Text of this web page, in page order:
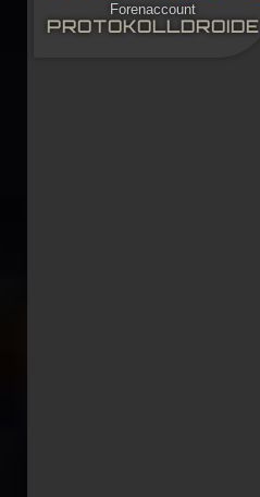
Forenaccount
PROTOKOLLDROIDE